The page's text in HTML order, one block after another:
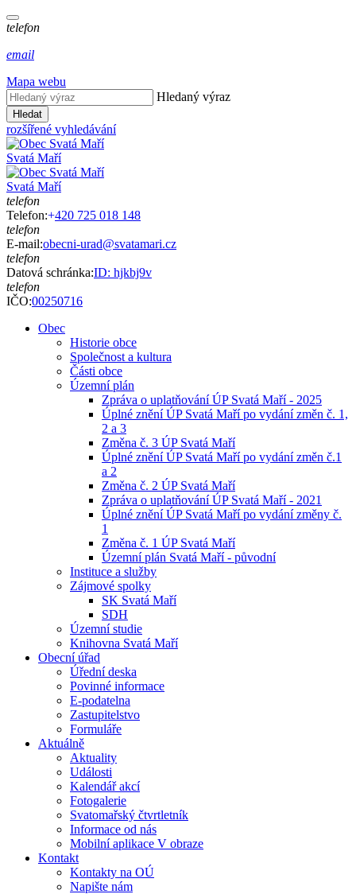
telefon
email
Mapa webu
Hledaný výraz
Hledat
rozšířené vyhledávání
Svatá Maří
Svatá Maří
telefon
Telefon:+420 725 018 148
telefon
E-mail:obecni-urad@svatamari.cz
telefon
Datová schránka:ID: hjkbj9v
telefon
IČO:00250716
Obec
Historie obce
Společnost a kultura
Části obce
Územní plán
Zpráva o uplatňování ÚP Svatá Maří - 2025
Úplné znění ÚP Svatá Maří po vydání změn č. 1,
2 a 3
Změna č. 3 ÚP Svatá Maří
Úplné znění ÚP Svatá Maří po vydání změn č.1
a 2
Změna č. 2 ÚP Svatá Maří
Zpráva o uplatňování ÚP Svatá Maří - 2021
Úplné znění ÚP Svatá Maří po vydání změny č.
1
Změna č. 1 ÚP Svatá Maří
Územní plán Svatá Maří - původní
Instituce a služby
Zájmové spolky
SK Svatá Maří
SDH
Územní studie
Knihovna Svatá Maří
Obecní úřad
Úřední deska
Povinné informace
E-podatelna
Zastupitelstvo
Formuláře
Aktuálně
Aktuality
Události
Kalendář akcí
Fotogalerie
Svatomařský čtvrtletník
Informace od nás
Mobilní aplikace V obraze
Kontakt
Kontakty na OÚ
Napište nám